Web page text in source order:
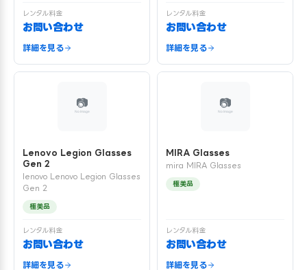
レンタル料金
お問い合わせ
詳細を見る
レンタル料金
お問い合わせ
詳細を見る
Lenovo Legion Glasses
Gen 2
lenovo Lenovo Legion Glasses
Gen 2
極美品
レンタル料金
お問い合わせ
詳細を見る
MIRA Glasses
mira MIRA Glasses
極美品
レンタル料金
お問い合わせ
詳細を見る